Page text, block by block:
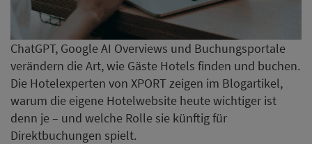
ChatGPT, Google AI Overviews und Buchungsportale
verändern die Art, wie Gäste Hotels finden und buchen.
Die Hotelexperten von XPORT zeigen im Blogartikel,
warum die eigene Hotelwebsite heute wichtiger ist
denn je – und welche Rolle sie künftig für
Direktbuchungen spielt.